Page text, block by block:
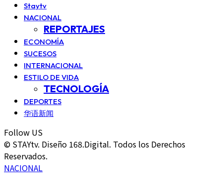
Staytv
NACIONAL
REPORTAJES
ECONOMÍA
SUCESOS
INTERNACIONAL
ESTILO DE VIDA
TECNOLOGÍA
DEPORTES
华语新闻
Follow US
© STAYtv. Diseño 168.Digital. Todos los Derechos
Reservados.
NACIONAL